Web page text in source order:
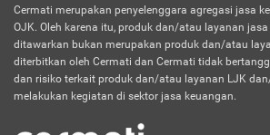
Cermati merupakan penyelenggara agregasi jasa
OJK. Oleh karena itu, produk dan/atau layanan
ditawarkan bukan merupakan produk dan/atau
diterbitkan oleh Cermati dan Cermati tidak
dan risiko terkait produk dan/atau layanan LJK
melakukan kegiatan di sektor jasa keuangan.